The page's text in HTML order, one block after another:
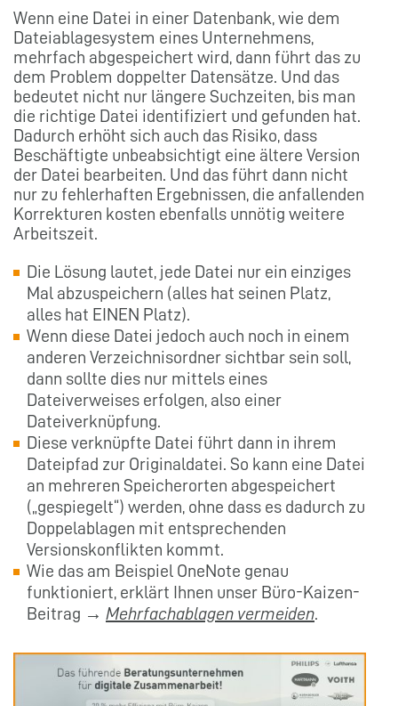
Wenn eine Datei in einer Datenbank, wie dem
Dateiablagesystem eines Unternehmens,
mehrfach abgespeichert wird, dann führt das zu
dem Problem doppelter Datensätze. Und das
bedeutet nicht nur längere Suchzeiten, bis man
die richtige Datei identifiziert und gefunden hat.
Dadurch erhöht sich auch das Risiko, dass
Beschäftigte unbeabsichtigt eine ältere Version
der Datei bearbeiten. Und das führt dann nicht
nur zu fehlerhaften Ergebnissen, die anfallenden
Korrekturen kosten ebenfalls unnötig weitere
Arbeitszeit.
Die Lösung lautet, jede Datei nur ein einziges
Mal abzuspeichern (alles hat seinen Platz,
alles hat EINEN Platz).
Wenn diese Datei jedoch auch noch in einem
anderen Verzeichnisordner sichtbar sein soll,
dann sollte dies nur mittels eines
Dateiverweises erfolgen, also einer
Dateiverknüpfung.
Diese verknüpfte Datei führt dann in ihrem
Dateipfad zur Originaldatei. So kann eine Datei
an mehreren Speicherorten abgespeichert
(„gespiegelt“) werden, ohne dass es dadurch zu
Doppelablagen mit entsprechenden
Versionskonflikten kommt.
Wie das am Beispiel OneNote genau
funktioniert, erklärt Ihnen unser Büro-Kaizen-
Beitrag → Mehrfachablagen vermeiden